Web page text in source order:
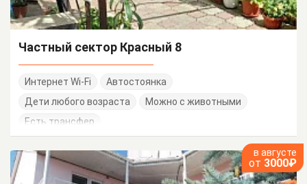
Частный сектор Красный 8
Интернет Wi-Fi
Автостоянка
Дети любого возраста
Можно с животными
Есть трансфер
в августе
от 3000₽